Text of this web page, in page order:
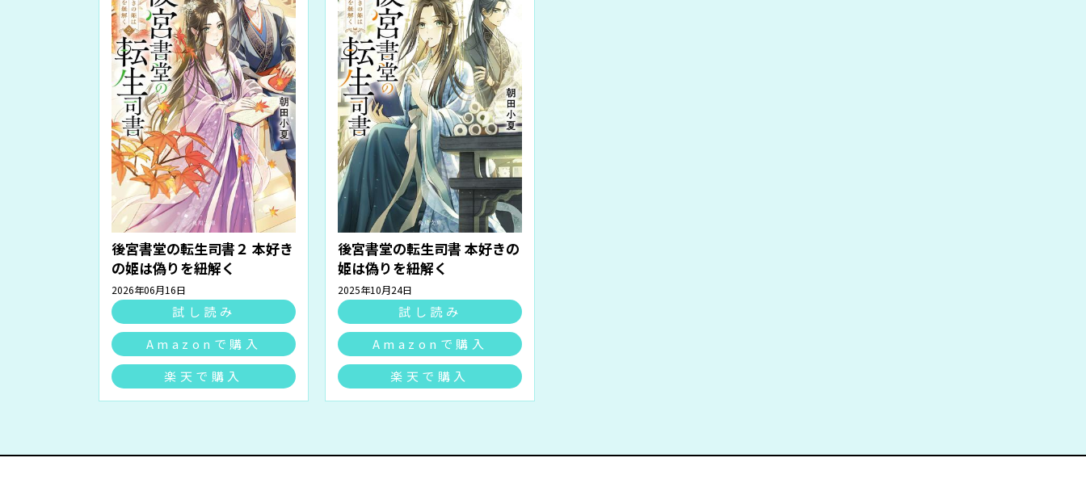
後宮書堂の転生司書２ 本好き
の姫は偽りを紐解く
2026年06月16日
試し読み
Amazonで購入
楽天で購入
後宮書堂の転生司書 本好きの
姫は偽りを紐解く
2025年10月24日
試し読み
Amazonで購入
楽天で購入